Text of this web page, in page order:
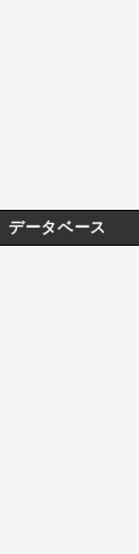
データベース